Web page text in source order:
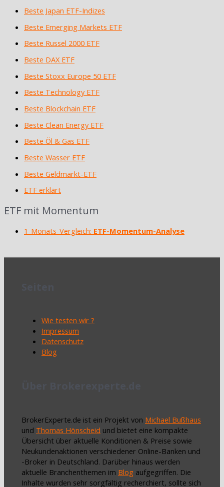
Beste Japan ETF-Indizes
Beste Emerging Markets ETF
Beste Russel 2000 ETF
Beste DAX ETF
Beste Stoxx Europe 50 ETF
Beste Technology ETF
Beste Blockchain ETF
Beste Clean Energy ETF
Beste Öl & Gas ETF
Beste Wasser ETF
Beste Geldmarkt-ETF
ETF erklärt
ETF mit Momentum
1-Monats-Vergleich: ETF-Momentum-Analyse
Wie testen wir ?
Impressum
Datenschutz
Blog
BrokerExperte.de ist ein Projekt von Michael Bußhaus
und Thomas Hönscheid und bietet eine kompakte
Übersicht über aktuelle Konditionen & Preise sowie
Neukundenaktionen verschiedener Online-Banken und
-Broker in Deutschland. Darüber hinaus werden
aktuelle Branchenthemen im Blog aufgegriffen. Die
Inhalte wurden sehr sorgfältig recherchiert, sollte sich